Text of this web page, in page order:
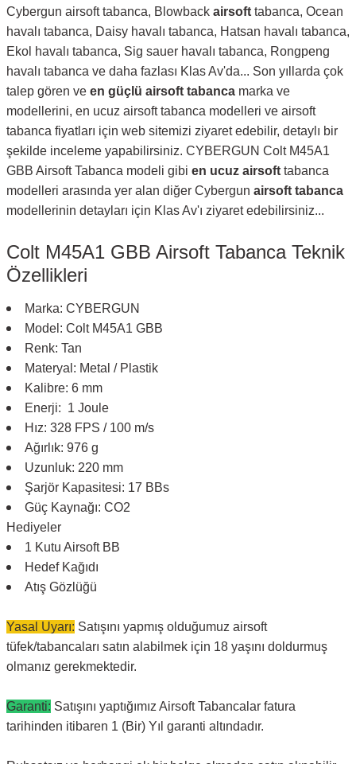
Cybergun airsoft tabanca, Blowback airsoft tabanca, Ocean
havalı tabanca, Daisy havalı tabanca, Hatsan havalı tabanca,
Ekol havalı tabanca, Sig sauer havalı tabanca, Rongpeng
havalı tabanca ve daha fazlası Klas Av'da... Son yıllarda çok
talep gören ve en güçlü airsoft tabanca marka ve
modellerini, en ucuz airsoft tabanca modelleri ve airsoft
tabanca fiyatları için web sitemizi ziyaret edebilir, detaylı bir
şekilde inceleme yapabilirsiniz. CYBERGUN Colt M45A1
GBB Airsoft Tabanca modeli gibi en ucuz airsoft tabanca
modelleri arasında yer alan diğer Cybergun airsoft tabanca
modellerinin detayları için Klas Av'ı ziyaret edebilirsiniz...
Colt M45A1 GBB Airsoft Tabanca Teknik
Özellikleri
Marka: CYBERGUN
Model: Colt M45A1 GBB
Renk: Tan
Materyal: Metal / Plastik
Kalibre: 6 mm
Enerji: 1 Joule
Hız: 328 FPS / 100 m/s
Ağırlık: 976 g
Uzunluk: 220 mm
Şarjör Kapasitesi: 17 BBs
Güç Kaynağı: CO2
Hediyeler
1 Kutu Airsoft BB
Hedef Kağıdı
Atış Gözlüğü
Yasal Uyarı: Satışını yapmış olduğumuz airsoft
tüfek/tabancaları satın alabilmek için 18 yaşını doldurmuş
olmanız gerekmektedir.
Garanti: Satışını yaptığımız Airsoft Tabancalar fatura
tarihinden itibaren 1 (Bir) Yıl garanti altındadır.